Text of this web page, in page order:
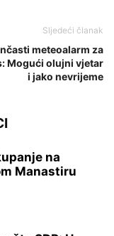
Sljedeći članak
meteoalarm za
Mogući olujni vjetar
i jako nevrijeme
na
Manastiru